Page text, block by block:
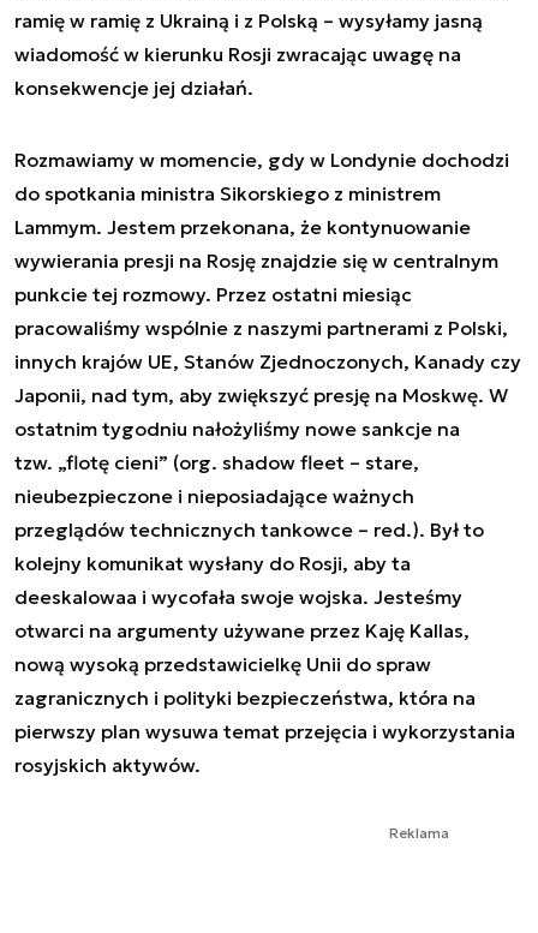
ramię w ramię z Ukrainą i z Polską – wysyłamy jasną
wiadomość w kierunku Rosji zwracając uwagę na
konsekwencje jej działań.
Rozmawiamy w momencie, gdy w Londynie dochodzi
do spotkania ministra Sikorskiego z ministrem
Lammym. Jestem przekonana, że kontynuowanie
wywierania presji na Rosję znajdzie się w centralnym
punkcie tej rozmowy. Przez ostatni miesiąc
pracowaliśmy wspólnie z naszymi partnerami z Polski,
innych krajów UE, Stanów Zjednoczonych, Kanady czy
Japonii, nad tym, aby zwiększyć presję na Moskwę. W
ostatnim tygodniu nałożyliśmy nowe sankcje na
tzw. „flotę cieni” (org. shadow fleet – stare,
nieubezpieczone i nieposiadające ważnych
przeglądów technicznych tankowce – red.). Był to
kolejny komunikat wysłany do Rosji, aby ta
deeskalowaa i wycofała swoje wojska. Jesteśmy
otwarci na argumenty używane przez Kaję Kallas,
nową wysoką przedstawicielkę Unii do spraw
zagranicznych i polityki bezpieczeństwa, która na
pierwszy plan wysuwa temat przejęcia i wykorzystania
rosyjskich aktywów.
Reklama